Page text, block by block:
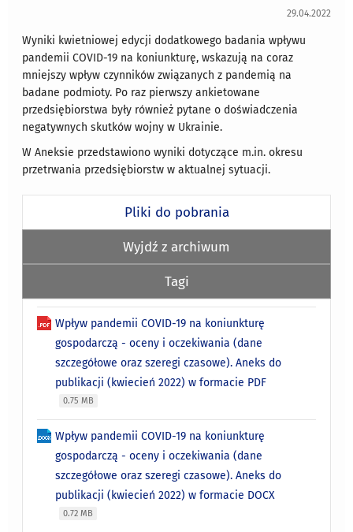
29.04.2022
Wyniki kwietniowej edycji dodatkowego badania wpływu
pandemii COVID-19 na koniunkturę, wskazują na coraz
mniejszy wpływ czynników związanych z pandemią na
badane podmioty. Po raz pierwszy ankietowane
przedsiębiorstwa były również pytane o doświadczenia
negatywnych skutków wojny w Ukrainie.
W Aneksie przedstawiono wyniki dotyczące m.in. okresu
przetrwania przedsiębiorstw w aktualnej sytuacji.
Pliki do pobrania
Wyjdź z archiwum
Tagi
Wpływ pandemii COVID-19 na koniunkturę
gospodarczą - oceny i oczekiwania (dane
szczegółowe oraz szeregi czasowe). Aneks do
publikacji (kwiecień 2022) w formacie PDF
0.75 MB
Wpływ pandemii COVID-19 na koniunkturę
gospodarczą - oceny i oczekiwania (dane
szczegółowe oraz szeregi czasowe). Aneks do
publikacji (kwiecień 2022) w formacie DOCX
0.72 MB